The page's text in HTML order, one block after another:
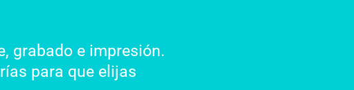
grabado e impresión.
para que elijas